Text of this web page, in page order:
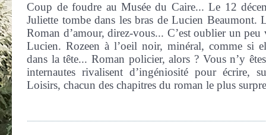
Coup de foudre au Musée du Caire... Le 12
Juliette tombe dans les bras de Lucien Beaumont.
Roman d’amour, direz-vous... C’est oublier un
Lucien. Rozeen à l’oeil noir, minéral, comme si
dans la tête... Roman policier, alors ? Vous n’y
internautes rivalisent d’ingéniosité pour écrire,
Loisirs, chacun des chapitres du roman le plus